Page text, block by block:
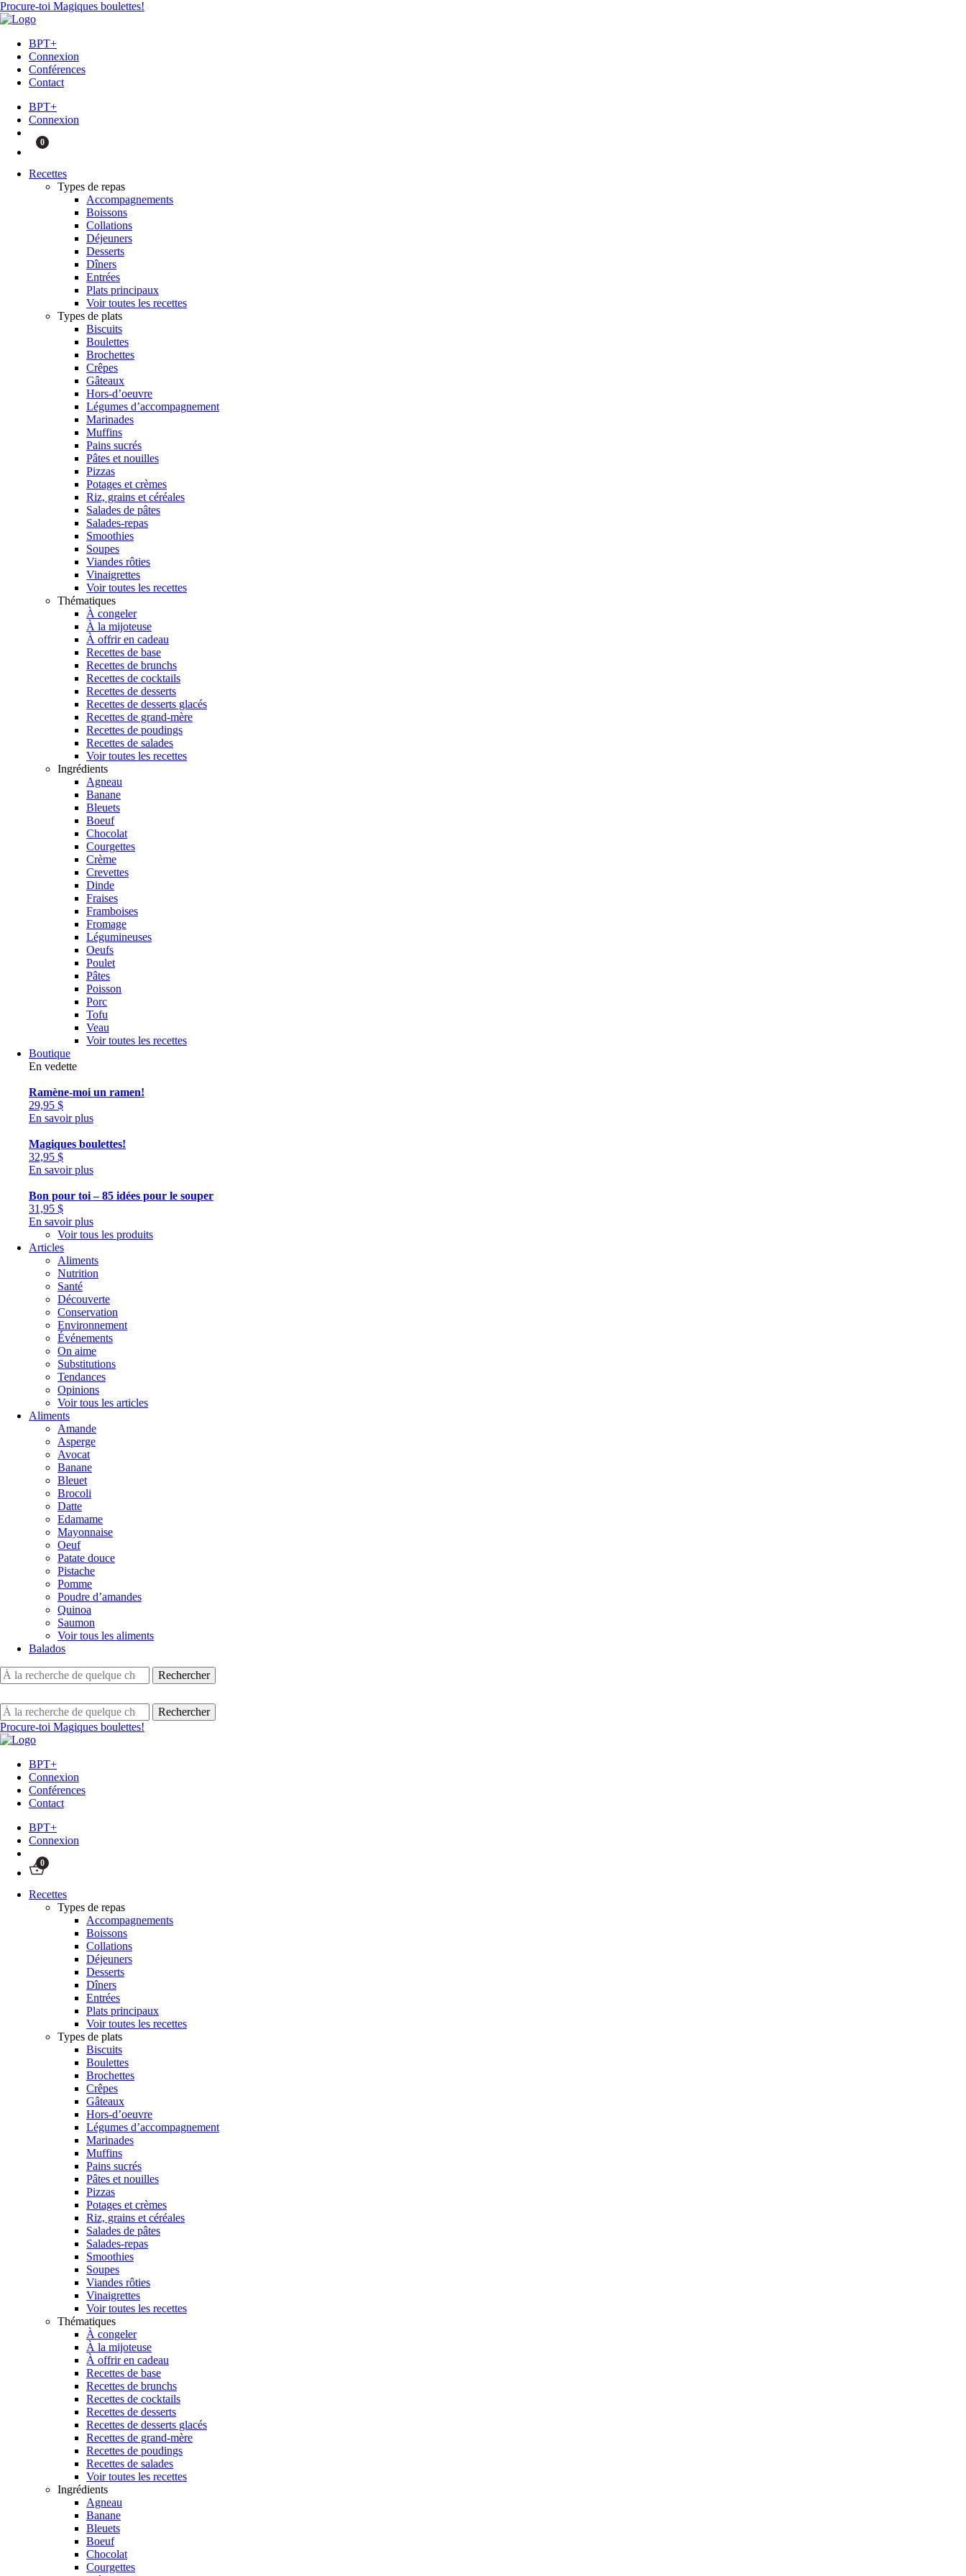
Procure-toi Magiques boulettes!
BPT+
Connexion
Conférences
Contact
BPT+
Connexion
0
Recettes
Types de repas
Accompagnements
Boissons
Collations
Déjeuners
Desserts
Dîners
Entrées
Plats principaux
Voir toutes les recettes
Types de plats
Biscuits
Boulettes
Brochettes
Crêpes
Gâteaux
Hors-d’oeuvre
Légumes d’accompagnement
Marinades
Muffins
Pains sucrés
Pâtes et nouilles
Pizzas
Potages et crèmes
Riz, grains et céréales
Salades de pâtes
Salades-repas
Smoothies
Soupes
Viandes rôties
Vinaigrettes
Voir toutes les recettes
Thématiques
À congeler
À la mijoteuse
À offrir en cadeau
Recettes de base
Recettes de brunchs
Recettes de cocktails
Recettes de desserts
Recettes de desserts glacés
Recettes de grand-mère
Recettes de poudings
Recettes de salades
Voir toutes les recettes
Ingrédients
Agneau
Banane
Bleuets
Boeuf
Chocolat
Courgettes
Crème
Crevettes
Dinde
Fraises
Framboises
Fromage
Légumineuses
Oeufs
Poulet
Pâtes
Poisson
Porc
Tofu
Veau
Voir toutes les recettes
Boutique
En vedette
Ramène-moi un ramen!
29,95 $
En savoir plus
Magiques boulettes!
32,95 $
En savoir plus
Bon pour toi – 85 idées pour le souper
31,95 $
En savoir plus
Voir tous les produits
Articles
Aliments
Nutrition
Santé
Découverte
Conservation
Environnement
Événements
On aime
Substitutions
Tendances
Opinions
Voir tous les articles
Aliments
Amande
Asperge
Avocat
Banane
Bleuet
Brocoli
Datte
Edamame
Mayonnaise
Oeuf
Patate douce
Pistache
Pomme
Poudre d’amandes
Quinoa
Saumon
Voir tous les aliments
Balados
Procure-toi Magiques boulettes!
BPT+
Connexion
Conférences
Contact
BPT+
Connexion
0
Recettes
Types de repas
Accompagnements
Boissons
Collations
Déjeuners
Desserts
Dîners
Entrées
Plats principaux
Voir toutes les recettes
Types de plats
Biscuits
Boulettes
Brochettes
Crêpes
Gâteaux
Hors-d’oeuvre
Légumes d’accompagnement
Marinades
Muffins
Pains sucrés
Pâtes et nouilles
Pizzas
Potages et crèmes
Riz, grains et céréales
Salades de pâtes
Salades-repas
Smoothies
Soupes
Viandes rôties
Vinaigrettes
Voir toutes les recettes
Thématiques
À congeler
À la mijoteuse
À offrir en cadeau
Recettes de base
Recettes de brunchs
Recettes de cocktails
Recettes de desserts
Recettes de desserts glacés
Recettes de grand-mère
Recettes de poudings
Recettes de salades
Voir toutes les recettes
Ingrédients
Agneau
Banane
Bleuets
Boeuf
Chocolat
Courgettes